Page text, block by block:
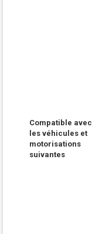
Compatible avec
les véhicules et
motorisations
suivantes